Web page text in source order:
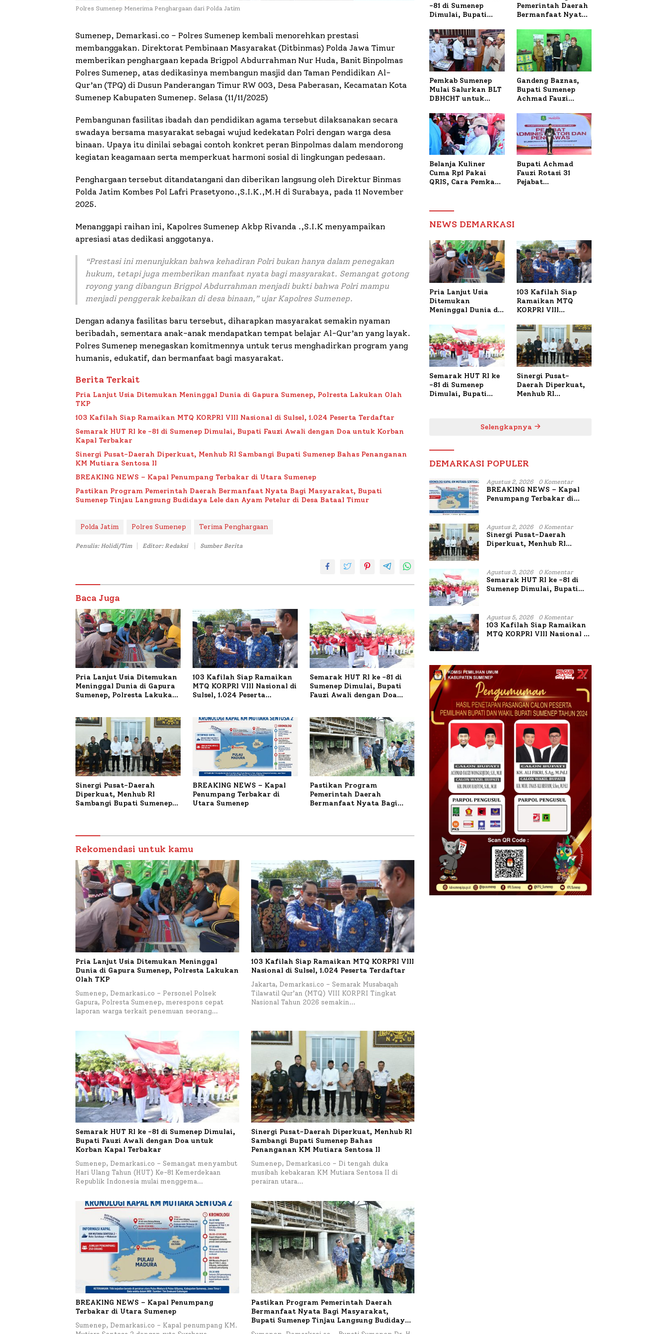
Polres Sumenep Menerima Penghargaan dari Polda Jatim
Sumenep, Demarkasi.co – Polres Sumenep kembali menorehkan prestasi
membanggakan. Direktorat Pembinaan Masyarakat (Ditbinmas) Polda Jawa Timur
memberikan penghargaan kepada Brigpol Abdurrahman Nur Huda, Banit Binpolmas
Polres Sumenep, atas dedikasinya membangun masjid dan Taman Pendidikan Al-
Qur’an (TPQ) di Dusun Panderangan Timur RW 003, Desa Paberasan, Kecamatan Kota
Sumenep Kabupaten Sumenep. Selasa (11/11/2025)
Pembangunan fasilitas ibadah dan pendidikan agama tersebut dilaksanakan secara
swadaya bersama masyarakat sebagai wujud kedekatan Polri dengan warga desa
binaan. Upaya itu dinilai sebagai contoh konkret peran Binpolmas dalam mendorong
kegiatan keagamaan serta memperkuat harmoni sosial di lingkungan pedesaan.
Penghargaan tersebut ditandatangani dan diberikan langsung oleh Direktur Binmas
Polda Jatim Kombes Pol Lafri Prasetyono.,S.I.K.,M.H di Surabaya, pada 11 November
2025.
Menanggapi raihan ini, Kapolres Sumenep Akbp Rivanda .,S.I.K menyampaikan
apresiasi atas dedikasi anggotanya.
“Prestasi ini menunjukkan bahwa kehadiran Polri bukan hanya dalam penegakan
hukum, tetapi juga memberikan manfaat nyata bagi masyarakat. Semangat gotong
royong yang dibangun Brigpol Abdurrahman menjadi bukti bahwa Polri mampu
menjadi penggerak kebaikan di desa binaan, ” ujar Kapolres Sumenep.
Dengan adanya fasilitas baru tersebut, diharapkan masyarakat semakin nyaman
beribadah, sementara anak-anak mendapatkan tempat belajar Al-Qur’an yang layak.
Polres Sumenep menegaskan komitmennya untuk terus menghadirkan program yang
humanis, edukatif, dan bermanfaat bagi masyarakat.
Berita Terkait
Pria Lanjut Usia Ditemukan Meninggal Dunia di Gapura Sumenep, Polresta Lakukan Olah
TKP
103 Kafilah Siap Ramaikan MTQ KORPRI VIII Nasional di Sulsel, 1.024 Peserta Terdaftar
Semarak HUT RI ke -81 di Sumenep Dimulai, Bupati Fauzi Awali dengan Doa untuk Korban
Kapal Terbakar
Sinergi Pusat-Daerah Diperkuat, Menhub RI Sambangi Bupati Sumenep Bahas Penanganan
KM Mutiara Sentosa II
BREAKING NEWS – Kapal Penumpang Terbakar di Utara Sumenep
Pastikan Program Pemerintah Daerah Bermanfaat Nyata Bagi Masyarakat, Bupati
Sumenep Tinjau Langsung Budidaya Lele dan Ayam Petelur di Desa Bataal Timur
Polda Jatim Polres Sumenep Terima Penghargaan
Penulis: Holidi/Tim Editor: Redaksi Sumber Berita
Baca Juga
Pria Lanjut Usia Ditemukan
Meninggal Dunia di Gapura
Sumenep, Polresta Lakukan
103 Kafilah Siap Ramaikan
MTQ KORPRI VIII Nasional di
Sulsel, 1.024 Peserta
Semarak HUT RI ke -81 di
Sumenep Dimulai, Bupati
Fauzi Awali dengan Doa
Sinergi Pusat-Daerah
Diperkuat, Menhub RI
Sambangi Bupati Sumenep
BREAKING NEWS – Kapal
Penumpang Terbakar di
Utara Sumenep
Pastikan Program
Pemerintah Daerah
Bermanfaat Nyata Bagi
Petelur di Desa Bataal Timur
Rekomendasi untuk kamu
Pria Lanjut Usia Ditemukan Meninggal
Dunia di Gapura Sumenep, Polresta Lakukan
Olah TKP
Sumenep, Demarkasi.co – Personel Polsek
Gapura, Polresta Sumenep, merespons cepat
laporan warga terkait penemuan seorang…
103 Kafilah Siap Ramaikan MTQ KORPRI VIII
Nasional di Sulsel, 1.024 Peserta Terdaftar
Jakarta, Demarkasi.co – Semarak Musabaqah
Tilawatil Qur’an (MTQ) VIII KORPRI Tingkat
Nasional Tahun 2026 semakin…
Semarak HUT RI ke -81 di Sumenep Dimulai,
Bupati Fauzi Awali dengan Doa untuk
Korban Kapal Terbakar
Sumenep, Demarkasi.co – Semangat menyambut
Hari Ulang Tahun (HUT) Ke-81 Kemerdekaan
Republik Indonesia mulai menggema…
Sinergi Pusat-Daerah Diperkuat, Menhub RI
Sambangi Bupati Sumenep Bahas
Penanganan KM Mutiara Sentosa II
Sumenep, Demarkasi.co – Di tengah duka
musibah kebakaran KM Mutiara Sentosa II di
perairan utara…
BREAKING NEWS – Kapal Penumpang
Terbakar di Utara Sumenep
Sumenep, Demarkasi.co – Kapal penumpang KM.
Pastikan Program Pemerintah Daerah
Bermanfaat Nyata Bagi Masyarakat,
Bupati Sumenep Tinjau Langsung Budidaya
-81 di Sumenep
Dimulai, Bupati
Doa untuk Korban
Kapal Terbakar
Pemerintah Daerah
Bermanfaat Nyata
Bupati Sumenep
Tinjau Langsung
Budidaya Lele dan
Ayam Petelur di
Desa Bataal Timur
Pemkab Sumenep
Mulai Salurkan BLT
DBHCHT untuk
Tani Tembakau
Gandeng Baznas,
Bupati Sumenep
Achmad Fauzi
Serahkan Bantuan
Bedah RTLH di Dua
Kecamatan
Belanja Kuliner
Cuma Rp1 Pakai
QRIS, Cara Pemkab
Bupati Achmad
Fauzi Rotasi 31
Pejabat
NEWS DEMARKASI
Pria Lanjut Usia
Ditemukan
Meninggal Dunia di
Polresta Lakukan
Olah TKP
103 Kafilah Siap
Ramaikan MTQ
KORPRI VIII
1.024 Peserta
Terdaftar
Semarak HUT RI ke
-81 di Sumenep
Dimulai, Bupati
Sinergi Pusat-
Daerah Diperkuat,
Menhub RI
Mutiara Sentosa II
Selengkapnya
DEMARKASI POPULER
Agustus 2, 2026 0 Komentar
BREAKING NEWS – Kapal
Penumpang Terbakar di
Agustus 2, 2026 0 Komentar
Sinergi Pusat-Daerah
Diperkuat, Menhub RI
Mutiara Sentosa II
Agustus 3, 2026 0 Komentar
Semarak HUT RI ke -81 di
Sumenep Dimulai, Bupati
Terbakar
Agustus 5, 2026 0 Komentar
103 Kafilah Siap Ramaikan
MTQ KORPRI VIII Nasional di